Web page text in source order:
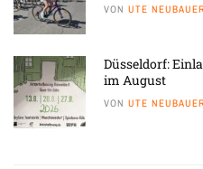
VON UTE NEUBAUER
Düsseldorf:
im August
VON UTE NEUBAUER